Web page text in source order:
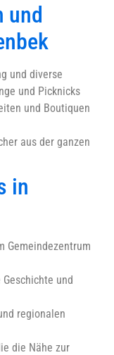
und
und diverse
und Picknicks
und Boutiquen
aus der ganzen
in
Gemeindezentrum
und
regionalen
die Nähe zur